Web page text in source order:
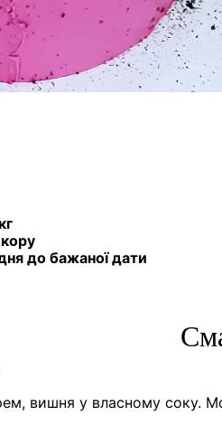
до бажаної дати
вишня у власному соку.